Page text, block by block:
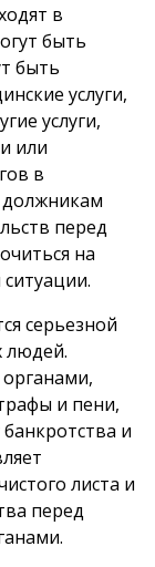
в
быть
быть
услуги,
услуги,
или
в
должникам
перед
на
серьезной
людей.
и пени,
и
листа и
перед